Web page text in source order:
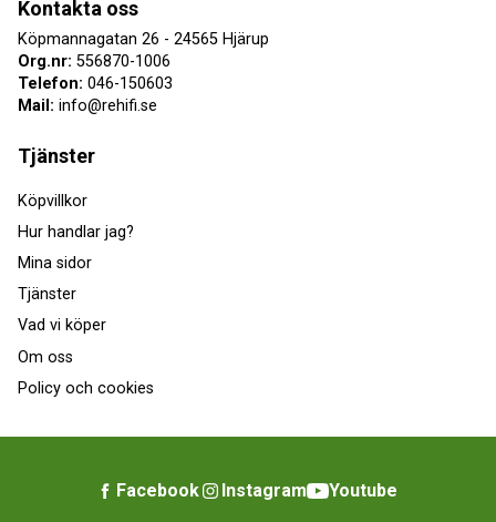
Kontakta oss
Köpmannagatan 26 - 24565 Hjärup
Org.nr: 556870-1006
Telefon: 046-150603
Mail: info@rehifi.se
Tjänster
Köpvillkor
Hur handlar jag?
Mina sidor
Tjänster
Vad vi köper
Om oss
Policy och cookies
Facebook Instagram Youtube